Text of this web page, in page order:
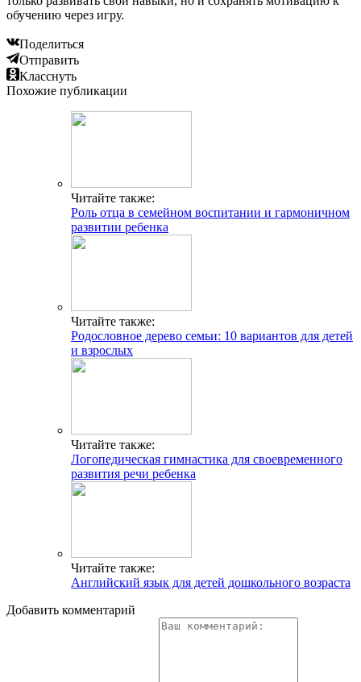
обучению через игру.
Поделиться
Отправить
Класснуть
Похожие публикации
Читайте также:
Роль отца в семейном воспитании и гармоничном
развитии ребенка
Читайте также:
Родословное дерево семьи: 10 вариантов для детей
и взрослых
Читайте также:
Логопедическая гимнастика для своевременного
развития речи ребенка
Читайте также:
Английский язык для детей дошкольного возраста
Добавить комментарий